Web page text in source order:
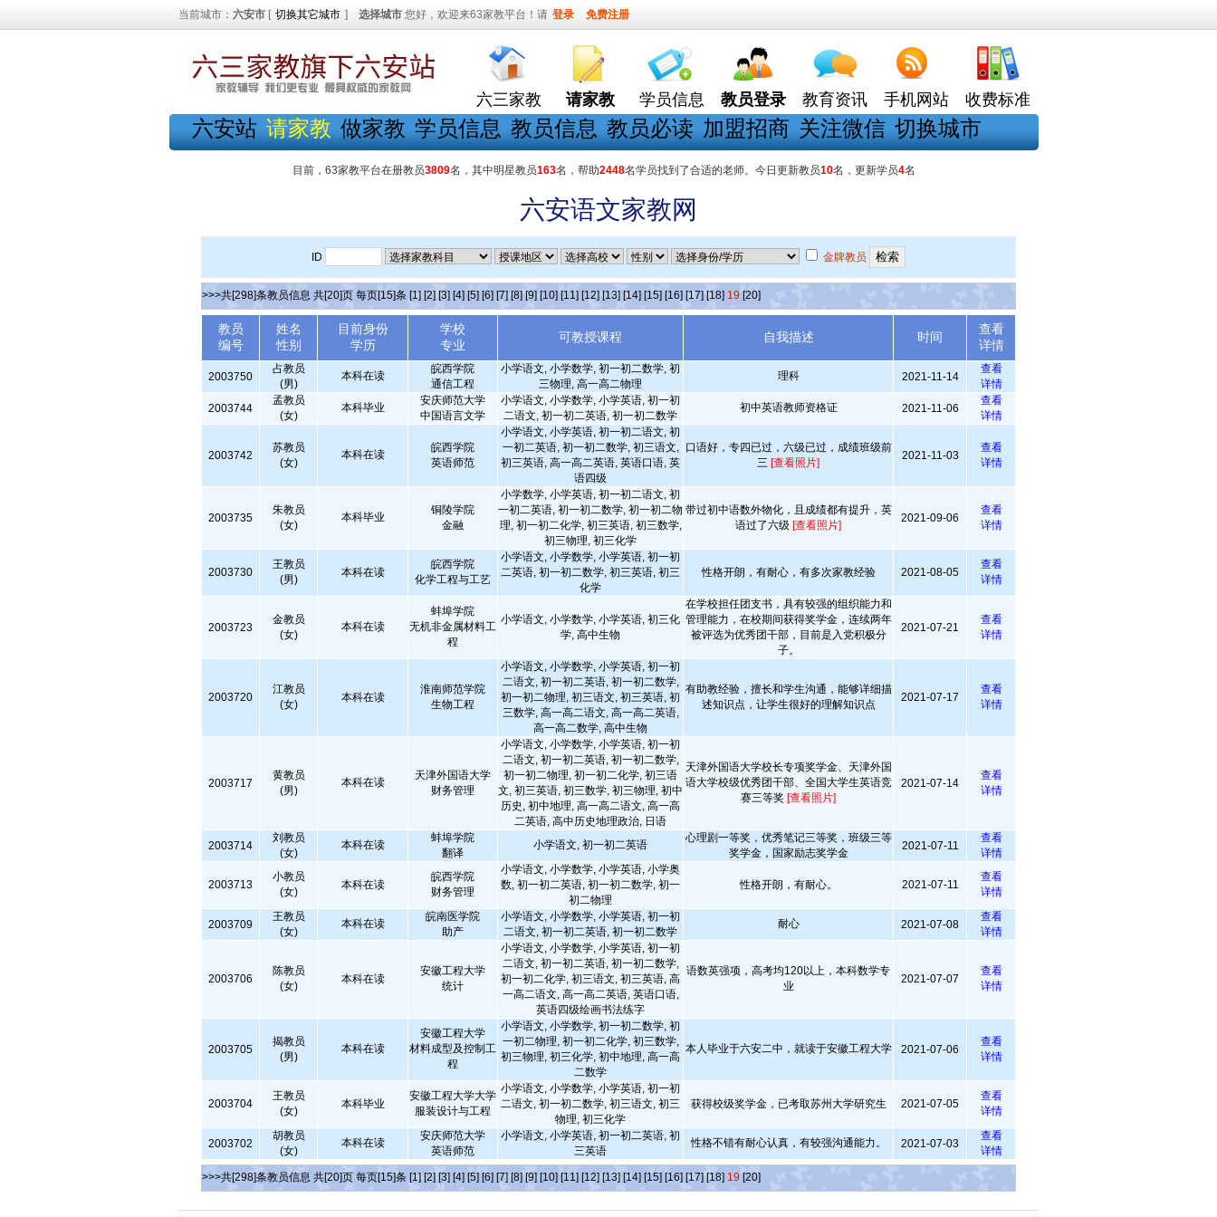
当前城市： 六安市 [ 切换其它城市 ] 选择城市 您好，欢迎来63家教平台！请 登录 免费注册
六三家教 请家教 学员信息 教员登录 教育资讯 手机网站 收费标准
六安站 请家教 做家教 学员信息 教员信息 教员必读 加盟招商 关注微信 切换城市
目前，63家教平台在册教员3809名，其中明星教员163名，帮助2448名学员找到了合适的老师。今日更新教员10名，更新学员4名
六安语文家教网
ID 金牌教员
>>>共[298]条教员信息 共[20]页 每页[15]条 [1] [2] [3] [4] [5] [6] [7] [8] [9] [10] [11] [12] [13] [14] [15] [16] [17] [18] 19 [20]
教员
编号
姓名
性别
目前身份
学历
学校
专业
可教授课程 自我描述 时间
查看
详情
2003750
占教员
(男)
本科在读
皖西学院
通信工程
小学语文, 小学数学, 初一初二数学, 初
三物理, 高一高二物理
理科 2021-11-14
查看
详情
2003744
孟教员
(女)
本科毕业
安庆师范大学
中国语言文学
小学语文, 小学数学, 小学英语, 初一初
二语文, 初一初二英语, 初一初二数学
初中英语教师资格证 2021-11-06
查看
详情
2003742
苏教员
(女)
本科在读
皖西学院
英语师范
小学语文, 小学英语, 初一初二语文, 初
一初二英语, 初一初二数学, 初三语文,
初三英语, 高一高二英语, 英语口语, 英
语四级
口语好，专四已过，六级已过，成绩班级前
三 [查看照片]
2021-11-03
查看
详情
2003735
朱教员
(女)
本科毕业
铜陵学院
金融
小学数学, 小学英语, 初一初二语文, 初
一初二英语, 初一初二数学, 初一初二物
理, 初一初二化学, 初三英语, 初三数学,
初三物理, 初三化学
带过初中语数外物化，且成绩都有提升，英
语过了六级 [查看照片]
2021-09-06
查看
详情
2003730
王教员
(男)
本科在读
皖西学院
化学工程与工艺
小学语文, 小学数学, 小学英语, 初一初
二英语, 初一初二数学, 初三英语, 初三
化学
性格开朗，有耐心，有多次家教经验 2021-08-05
查看
详情
2003723
金教员
(女)
本科在读
蚌埠学院
无机非金属材料工
程
小学语文, 小学数学, 小学英语, 初三化
学, 高中生物
在学校担任团支书，具有较强的组织能力和
管理能力，在校期间获得奖学金，连续两年
被评选为优秀团干部，目前是入党积极分
子。
2021-07-21
查看
详情
2003720
江教员
(女)
本科在读
淮南师范学院
生物工程
小学语文, 小学数学, 小学英语, 初一初
二语文, 初一初二英语, 初一初二数学,
初一初二物理, 初三语文, 初三英语, 初
三数学, 高一高二语文, 高一高二英语,
高一高二数学, 高中生物
有助教经验，擅长和学生沟通，能够详细描
述知识点，让学生很好的理解知识点
2021-07-17
查看
详情
2003717
黄教员
(男)
本科在读
天津外国语大学
财务管理
小学语文, 小学数学, 小学英语, 初一初
二语文, 初一初二英语, 初一初二数学,
初一初二物理, 初一初二化学, 初三语
文, 初三英语, 初三数学, 初三物理, 初中
历史, 初中地理, 高一高二语文, 高一高
二英语, 高中历史地理政治, 日语
天津外国语大学校长专项奖学金、天津外国
语大学校级优秀团干部、全国大学生英语竞
赛三等奖 [查看照片]
2021-07-14
查看
详情
2003714
刘教员
(女)
本科在读
蚌埠学院
翻译
小学语文, 初一初二英语
心理剧一等奖，优秀笔记三等奖，班级三等
奖学金，国家励志奖学金
2021-07-11
查看
详情
2003713
小教员
(女)
本科在读
皖西学院
财务管理
小学语文, 小学数学, 小学英语, 小学奥
数, 初一初二英语, 初一初二数学, 初一
初二物理
性格开朗，有耐心。 2021-07-11
查看
详情
2003709
王教员
(女)
本科在读
皖南医学院
助产
小学语文, 小学数学, 小学英语, 初一初
二语文, 初一初二英语, 初一初二数学
耐心 2021-07-08
查看
详情
2003706
陈教员
(女)
本科在读
安徽工程大学
统计
小学语文, 小学数学, 小学英语, 初一初
二语文, 初一初二英语, 初一初二数学,
初一初二化学, 初三语文, 初三英语, 高
一高二语文, 高一高二英语, 英语口语,
英语四级绘画书法练字
语数英强项，高考均120以上，本科数学专
业
2021-07-07
查看
详情
2003705
揭教员
(男)
本科在读
安徽工程大学
材料成型及控制工
程
小学语文, 小学数学, 初一初二数学, 初
一初二物理, 初一初二化学, 初三数学,
初三物理, 初三化学, 初中地理, 高一高
二数学
本人毕业于六安二中，就读于安徽工程大学 2021-07-06
查看
详情
2003704
王教员
(女)
本科毕业
安徽工程大学大学
服装设计与工程
小学语文, 小学数学, 小学英语, 初一初
二语文, 初一初二数学, 初三语文, 初三
物理, 初三化学
获得校级奖学金，已考取苏州大学研究生 2021-07-05
查看
详情
2003702
胡教员
(女)
本科在读
安庆师范大学
英语师范
小学语文, 小学英语, 初一初二英语, 初
三英语
性格不错有耐心认真，有较强沟通能力。 2021-07-03
查看
详情
>>>共[298]条教员信息 共[20]页 每页[15]条 [1] [2] [3] [4] [5] [6] [7] [8] [9] [10] [11] [12] [13] [14] [15] [16] [17] [18] 19 [20]